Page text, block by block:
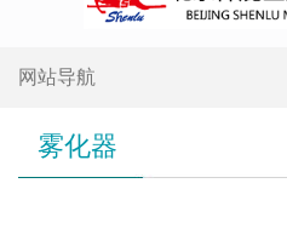
网站导航
雾化器